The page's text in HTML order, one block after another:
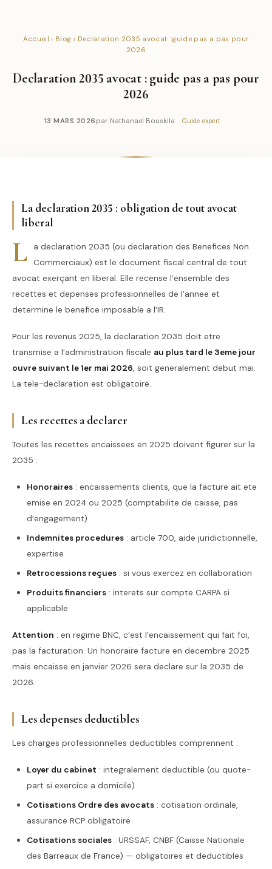
Accueil › Blog › Declaration 2035 avocat : guide pas a pas pour
2026
Declaration 2035 avocat : guide pas a pas pour
2026
13 MARS 2026 par Nathanael Bouskila Guide expert
La declaration 2035 : obligation de tout avocat
liberal
L
a declaration 2035 (ou declaration des Benefices Non
Commerciaux) est le document fiscal central de tout
avocat exerçant en liberal. Elle recense l’ensemble des
recettes et depenses professionnelles de l’annee et
determine le benefice imposable a l’IR.
Pour les revenus 2025, la declaration 2035 doit etre
transmise a l’administration fiscale au plus tard le 3eme jour
ouvre suivant le 1er mai 2026, soit generalement debut mai.
La tele-declaration est obligatoire.
Les recettes a declarer
Toutes les recettes encaissees en 2025 doivent figurer sur la
2035 :
Honoraires : encaissements clients, que la facture ait ete
emise en 2024 ou 2025 (comptabilite de caisse, pas
d’engagement)
Indemnites procedures : article 700, aide juridictionnelle,
expertise
Retrocessions reçues : si vous exercez en collaboration
Produits financiers : interets sur compte CARPA si
applicable
Attention : en regime BNC, c’est l’encaissement qui fait foi,
pas la facturation. Un honoraire facture en decembre 2025
mais encaisse en janvier 2026 sera declare sur la 2035 de
2026.
Les depenses deductibles
Les charges professionnelles deductibles comprennent :
Loyer du cabinet : integralement deductible (ou quote-
part si exercice a domicile)
Cotisations Ordre des avocats : cotisation ordinale,
assurance RCP obligatoire
Cotisations sociales : URSSAF, CNBF (Caisse Nationale
des Barreaux de France) — obligatoires et deductibles